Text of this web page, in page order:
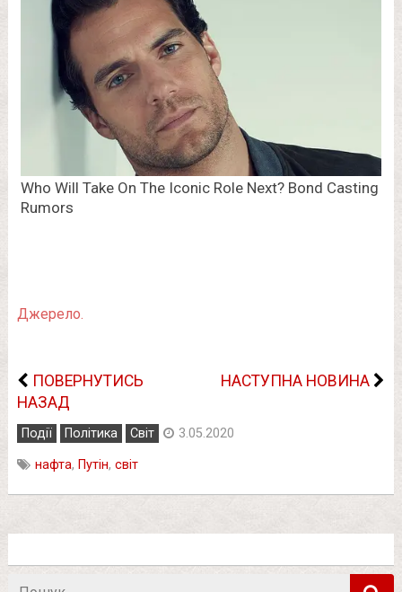
Джерело.
ПОВЕРНУТИСЬ
НАЗАД
НАСТУПНА НОВИНА
Події Політика Світ 3.05.2020
нафта, Путін, світ
Пошук